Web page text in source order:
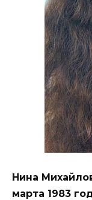
Нина
марта 1983